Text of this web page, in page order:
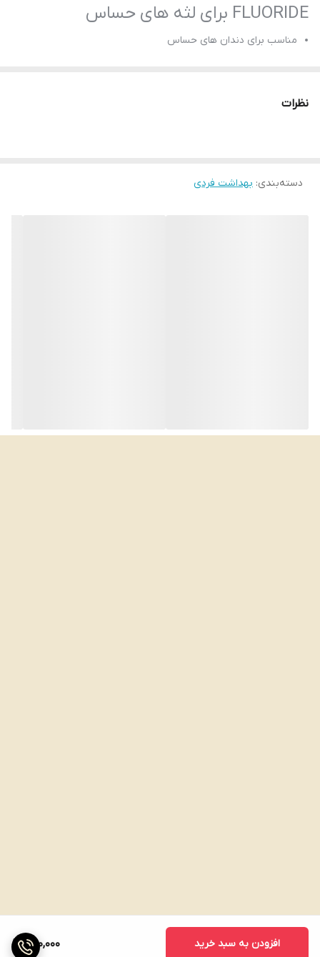
500,000 افزودن به سبد خرید
FLUORIDE برای لثه های حساس
مناسب برای دندان های حساس
با خاصیت ضد پلاک و ضد پوسیدگی دندان
محصول کشور تایلند
نظرات
دسته‌بندی: بهداشت فردی